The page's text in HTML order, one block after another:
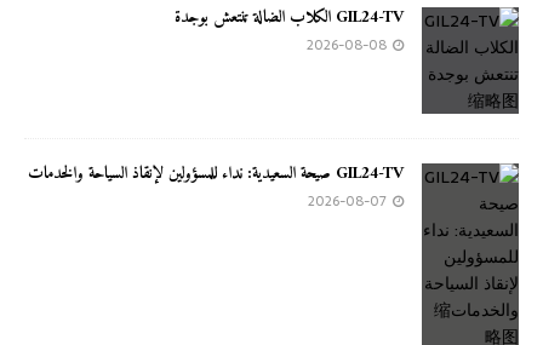
GIL24-TV الكلاب الضالة تنتعش بوجدة
2026-08-08
GIL24-TV صيحة السعيدية: نداء للمسؤولين لإنقاذ السياحة والخدمات
2026-08-07